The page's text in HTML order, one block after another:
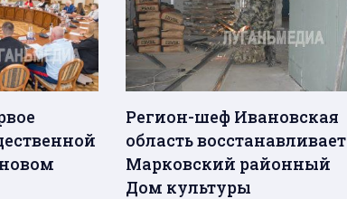
Регион-шеф Ивановская
область восстанавливает
Марковский районный
Дом культуры